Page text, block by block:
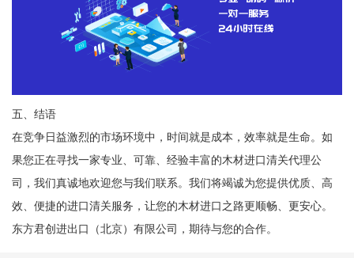
五、结语
在竞争日益激烈的市场环境中，时间就是成本，效率就是生命。如
果您正在寻找一家专业、可靠、经验丰富的木材进口清关代理公
司，我们真诚地欢迎您与我们联系。我们将竭诚为您提供优质、高
效、便捷的进口清关服务，让您的木材进口之路更顺畅、更安心。
东方君创进出口（北京）有限公司，期待与您的合作。